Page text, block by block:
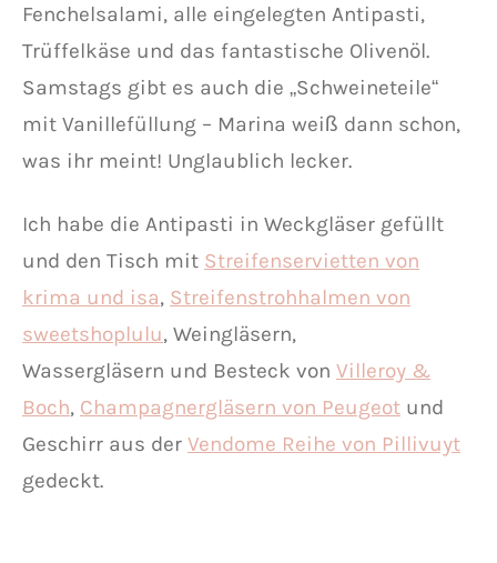
Fenchelsalami, alle eingelegten Antipasti,
Trüffelkäse und das fantastische Olivenöl.
Samstags gibt es auch die „Schweineteile“
mit Vanillefüllung – Marina weiß dann schon,
was ihr meint! Unglaublich lecker.
Ich habe die Antipasti in Weckgläser gefüllt
und den Tisch mit Streifenservietten von
krima und isa, Streifenstrohhalmen von
sweetshoplulu, Weingläsern,
Wassergläsern und Besteck von Villeroy &
Boch, Champagnergläsern von Peugeot und
Geschirr aus der Vendome Reihe von Pillivuyt
gedeckt.